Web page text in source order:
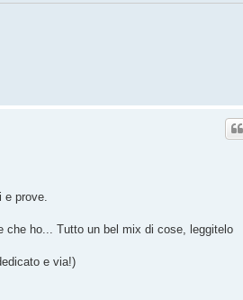
e prove.
che ho... Tutto un bel mix di cose, leggitelo
e via!)